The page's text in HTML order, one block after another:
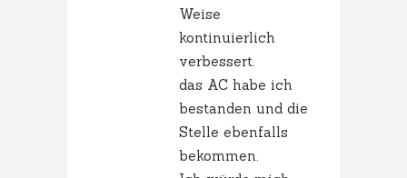
Weise
kontinuierlich
verbessert.
das AC habe ich
bestanden und die
Stelle ebenfalls
bekommen.